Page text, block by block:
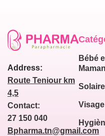
Address:
Route Teniour km
4,5
Contact:
27 150 040
Bpharma.tn@gmail.com
Bébé
Maman
Solaire
Visage